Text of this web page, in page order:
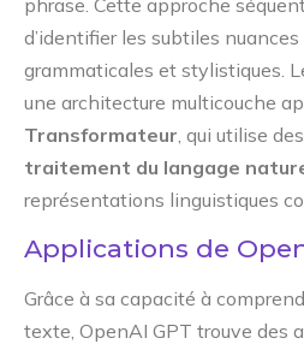
d’identifier les subtiles nuances
grammaticales et stylistiques.
une architecture multicouche
Transformateur , qui utilise
traitement du langage
représentations linguistiques
Applications de
Grâce à sa capacité à
texte, OpenAI GPT trouve des